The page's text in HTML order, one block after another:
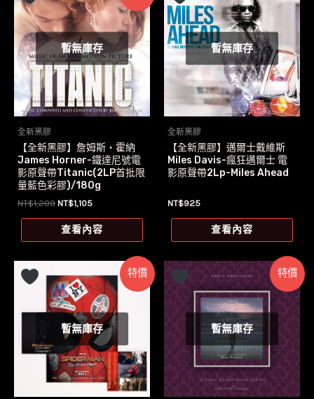
暫無庫存
全新黑膠
【全新黑膠】詹姆斯‧霍納
James Horner-鐵達尼號電
影原聲帶Titanic(2LP首批限
量藍色彩膠)/180g
NT$1,209 原
價
格：
NT$1,105目
價
格：
查看內容
暫無庫存
全新黑膠
【全新黑膠】邁爾士戴維斯
Miles Davis-瘋狂邁爾士 電
影原聲帶2Lp-Miles Ahead
NT$925
查看內容
特價
暫無庫存
特價
暫無庫存